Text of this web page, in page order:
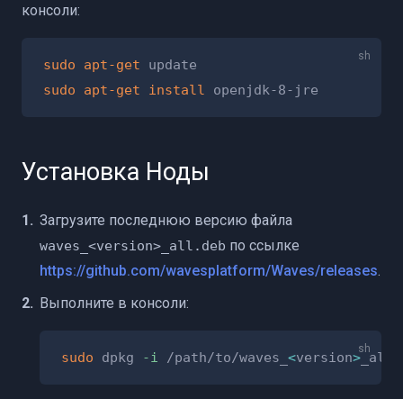
консоли:
sudo apt-get
sudo
apt-get install
Установка Ноды
Загрузите последнюю версию файла
waves_<version>_all.deb по ссылке
https://github.com/wavesplatform/Waves/releases.
Выполните в консоли:
sudo dpkg -i /path/to/waves_ <version>